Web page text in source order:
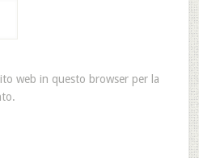
web in questo browser per la